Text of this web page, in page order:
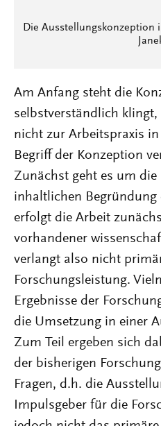
Die Ausstellungskonzeption
Am Anfang steht die
selbstverständlich
nicht zur Arbeitspraxis
Begriff der Konzeption
Zunächst geht es um
inhaltlichen Begründung
erfolgt die Arbeit
vorhandener
verlangt also nicht
Forschungsleistung.
Ergebnisse der
die Umsetzung in einer
Zum Teil ergeben sich
der bisherigen
Fragen, d.h. die
Impulsgeber für die